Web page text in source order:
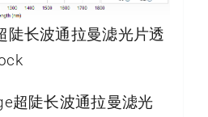
陡长波通拉曼滤光片透
超陡长波通拉曼滤光